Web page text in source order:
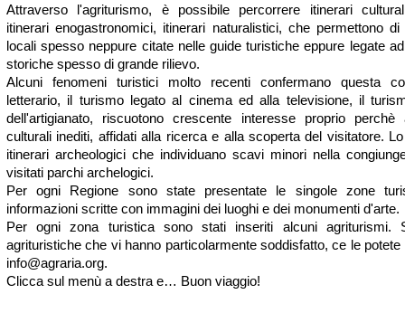
Attraverso l'agriturismo, è possibile percorrere itinerari
itinerari enogastronomici, itinerari naturalistici, che permettono
locali spesso neppure citate nelle guide turistiche eppure legate
storiche spesso di grande rilievo.
Alcuni fenomeni turistici molto recenti confermano questa
letterario, il turismo legato al cinema ed alla televisione, il
dell'artigianato, riscuotono crescente interesse proprio perchè
culturali inediti, affidati alla ricerca e alla scoperta del visitatore.
itinerari archeologici che individuano scavi minori nella
visitati parchi archelogici.
Per ogni Regione sono state presentate le singole zone
informazioni scritte con immagini dei luoghi e dei monumenti d'arte.
Per ogni zona turistica sono stati inseriti alcuni agriturismi.
agrituristiche che vi hanno particolarmente soddisfatto, ce le
info@agraria.org.
Clicca sul menù a destra e… Buon viaggio!